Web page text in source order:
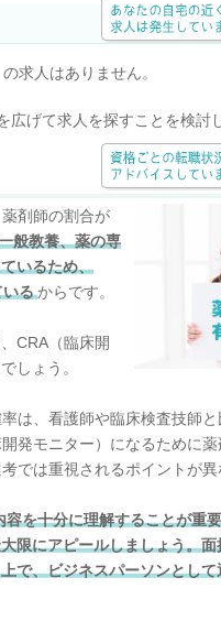
求人はありません。
げて求人を探すことを検討
剤師の割合が
般教養、薬の専
いるため、
いるからです。
CRA（臨床開
しょう。
は、看護師や臨床検査技師
発モニター）になるために
では重視されるポイントが異
を十分に理解することが重
限にアピールしましょう。
で、ビジネスパーソンとし